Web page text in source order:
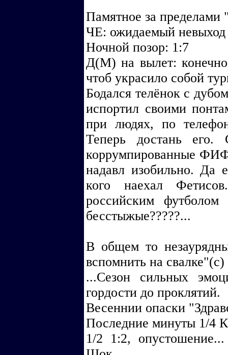
Памятное за
ЧЕ: ожидаемый невыход
Ночной позор: 1:7
Д(М) на вылет:
чтоб украсило собой
Бодался телёнок с
испортил своими
при людях, по
Теперь достань
коррумпированные
надавл изобильно. Да
кого наехал
российским
бесстыжые?????...
В общем то
вспомнить на свалке"(с)
...Сезон сильных
гордости до проклятий.
Весеннии опаски
Последние минуты 1/4
1/2 1:2,